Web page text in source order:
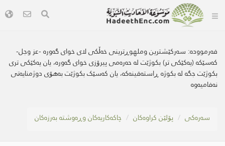
فەرموودە: سەرکێشترین وملهوڕترینی خەڵکی لای خواى گەورە -عز وجل-
کەسێکە (یەکێکی تر) بکوژێت لە حەرەمی پیرۆزی خواى گەورە، یان یەکێکی تری
بکوژێت جگە لە بکوژە ڕاستەقینەکە، یان کەسێک بکوژێت بەهۆی دوژمنایەتی
نەفامیەوە
سه‌ره‌كی پۆلێن کراوەکان چاكەكاریەكان وڕەوشتە بەرزەکان